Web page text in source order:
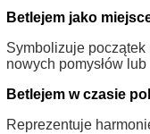
Betlejem jako
Symbolizuje
nowych pomysłów
Betlejem w czasie
Reprezentuje